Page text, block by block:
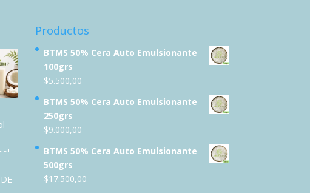
Productos
BTMS 50% Cera Auto Emulsionante
100grs
$5.500,00
BTMS 50% Cera Auto Emulsionante
250grs
$9.000,00
BTMS 50% Cera Auto Emulsionante
500grs
$17.500,00